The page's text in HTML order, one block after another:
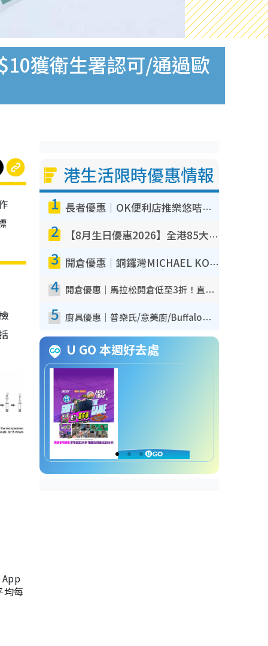
獲衛生署認可/通過歐
均每
港生活限時優惠情報
1 長者優惠｜OK便利店推樂悠咭優惠！買麵包/牛奶/保健品拍卡即減
2 【8月生日優惠2026】全港85大食買玩著數攻略 自助餐/火鍋放題同行免費＋誠品/DONKI送現金券
3 開倉優惠｜銅鑼灣MICHAEL KORS開倉低至17折！直擊$500起買手袋/銀包/鞋款 必買經典Jet Set系列
4 開倉優惠｜馬拉松開倉低至3折！直擊$99起買adidas／New Balance／Puma鞋款 STANLEY保溫杯劈價至$119起
5 廚具優惠｜普樂氏/意美廚/Buffalo廚具低至3折！$89起買煎鍋／炒鑊／個人鍋 同場小家電激減至$99起
U GO 本週好去處